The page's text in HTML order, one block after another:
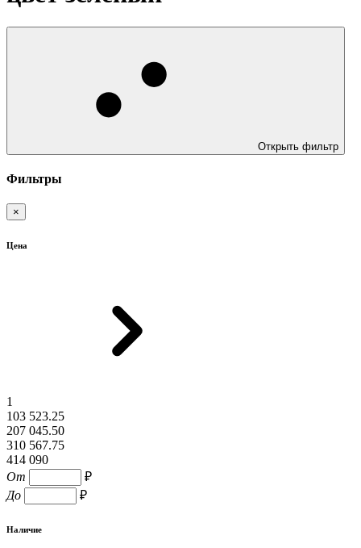
Открыть фильтр
Фильтры
×
Цена
1
103 523.25
207 045.50
310 567.75
414 090
От
₽
До
₽
Наличие